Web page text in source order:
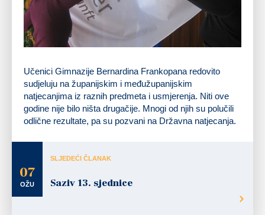
Učenici Gimnazije Bernardina Frankopana redovito
sudjeluju na županijskim i međužupanijskim
natjecanjima iz raznih predmeta i usmjerenja. Niti ove
godine nije bilo ništa drugačije. Mnogi od njih su polučili
odlične rezultate, pa su pozvani na Državna natjecanja.
07
OŽU
SLJEDEĆI ČLANAK
Saziv 13. sjednice